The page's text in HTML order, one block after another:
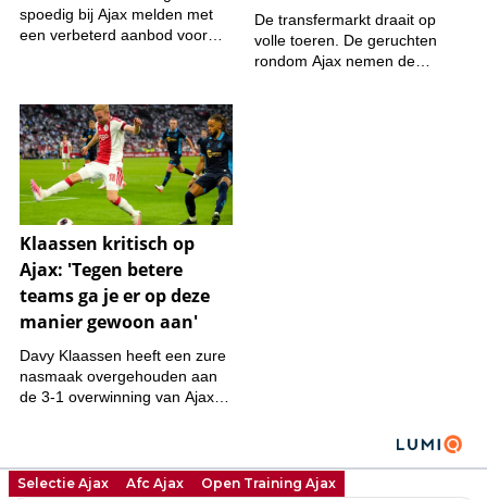
Selectie Ajax Afc Ajax Open Training Ajax